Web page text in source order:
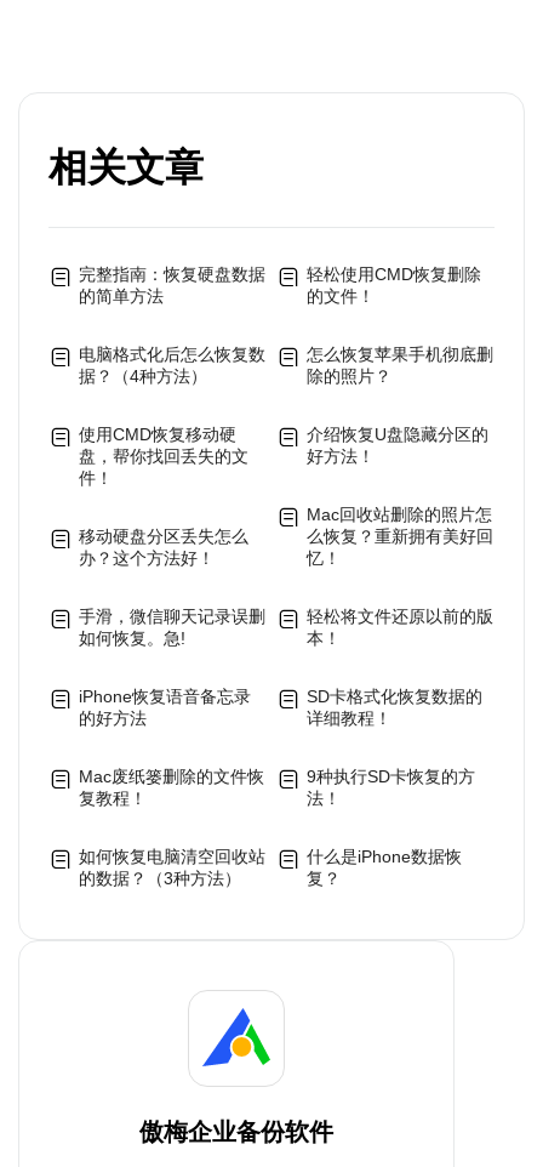
相关文章
完整指南：恢复硬盘数据
的简单方法
电脑格式化后怎么恢复数
据？（4种方法）
使用CMD恢复移动硬
盘，帮你找回丢失的文
件！
移动硬盘分区丢失怎么
办？这个方法好！
手滑，微信聊天记录误删
如何恢复。急!
iPhone恢复语音备忘录
的好方法
Mac废纸篓删除的文件恢
复教程！
如何恢复电脑清空回收站
的数据？（3种方法）
轻松使用CMD恢复删除
的文件！
怎么恢复苹果手机彻底删
除的照片？
介绍恢复U盘隐藏分区的
好方法！
Mac回收站删除的照片怎
么恢复？重新拥有美好回
忆！
轻松将文件还原以前的版
本！
SD卡格式化恢复数据的
详细教程！
9种执行SD卡恢复的方
法！
什么是iPhone数据恢
复？
傲梅企业备份软件